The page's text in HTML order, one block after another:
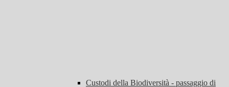
Custodi della Biodiversità - passaggio di